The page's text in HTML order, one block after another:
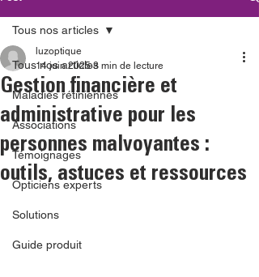
Tous nos articles
Maladies rétiniennes
Associations
Témoignages
Opticiens experts
Solutions
Guide produit
Tous nos articles
Gestion financière et
administrative pour les
personnes malvoyantes :
outils, astuces et ressources
luzoptique
14 juin 2025 3 min de lecture